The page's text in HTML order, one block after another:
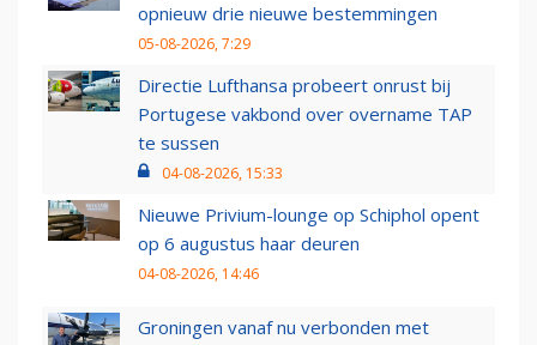
opnieuw drie nieuwe bestemmingen
05-08-2026, 7:29
Directie Lufthansa probeert onrust bij
Portugese vakbond over overname TAP
te sussen
04-08-2026, 15:33
Nieuwe Privium-lounge op Schiphol opent
op 6 augustus haar deuren
04-08-2026, 14:46
Groningen vanaf nu verbonden met